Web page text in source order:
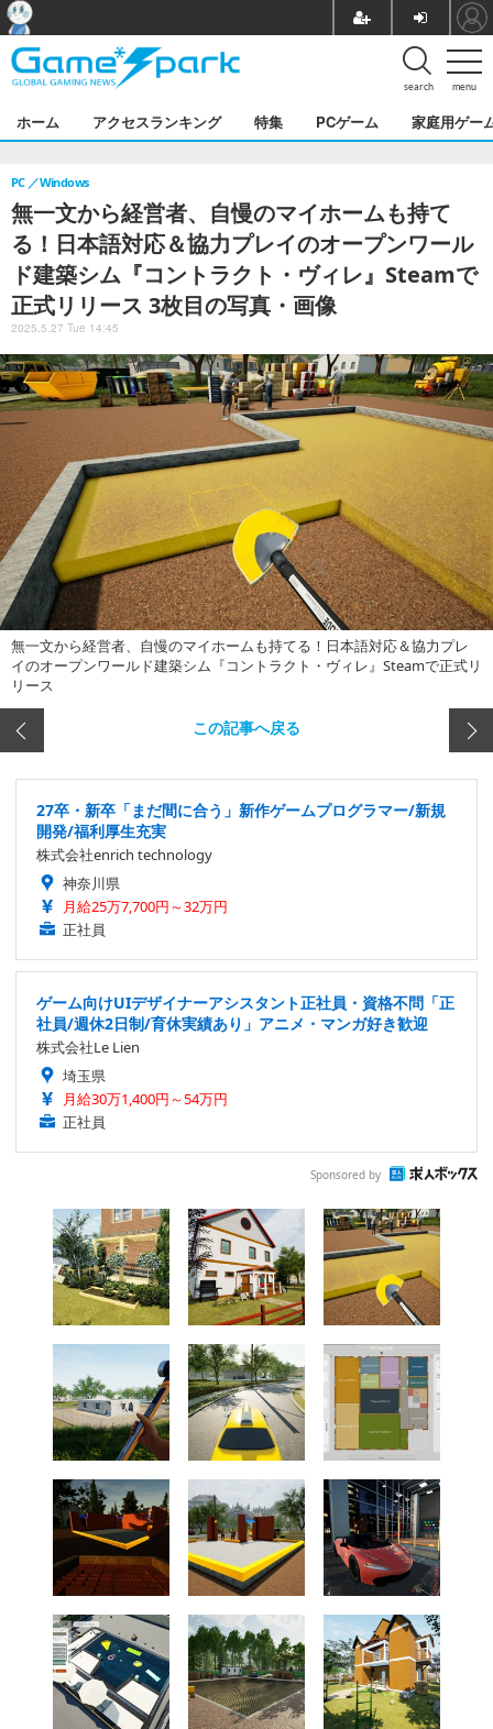
menu
search
ホーム アクセスランキング 特集 PCゲーム 家庭用ゲー
無一文から経営者、自慢のマイホームも持て
る！日本語対応＆協力プレイのオープンワール
ド建築シム『コントラクト・ヴィレ』Steamで
正式リリース 3枚目の写真・画像
PC Windows
2025.5.27 Tue 14:45
無一文から経営者、自慢のマイホームも持てる！日本語対応＆協力プレ
イのオープンワールド建築シム『コントラクト・ヴィレ』Steamで正式リ
リース
この記事へ戻る
27卒・新卒「まだ間に合う」新作ゲームプログラマー/新規
開発/福利厚生充実
株式会社enrich technology
神奈川県
月給25万7,700円～32万円
正社員
ゲーム向けUIデザイナーアシスタント正社員・資格不問「正
社員/週休2日制/育休実績あり」アニメ・マンガ好き歓迎
株式会社Le Lien
埼玉県
月給30万1,400円～54万円
正社員
Sponsored by